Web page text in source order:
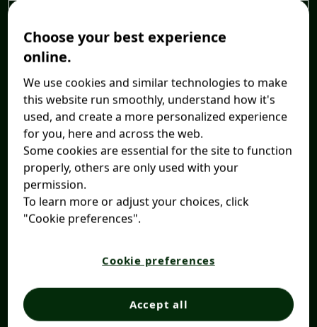
Choose your best experience
online.
We use cookies and similar technologies to make
this website run smoothly, understand how it's
used, and create a more personalized experience
for you, here and across the web.
Some cookies are essential for the site to function
properly, others are only used with your
permission.
To learn more or adjust your choices, click
"Cookie preferences".
Cookie preferences
Accept all